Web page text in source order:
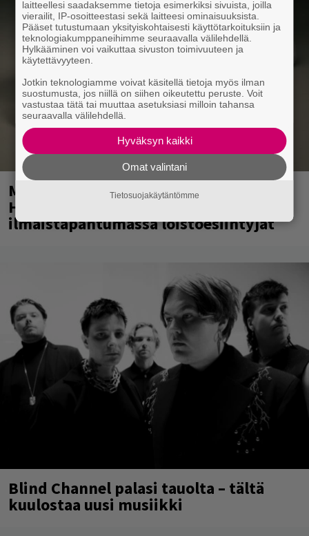
Mainio ohjelmatoimisto juhlii
Helsingissä 10-vuotista taivaltaan –
ilmaistapahtumassa loistoesiintyjät
Blind Channel palasi tauolta – tältä
kuulostaa uusi musiikki
laitteellesi saadaksemme tietoja esimerkiksi sivuista, joilla
vierailit, IP-osoitteestasi sekä laitteesi ominaisuuksista.
Pääset tutustumaan yksityiskohtaisesti käyttötarkoituksiin ja
teknologiakumppaneihimme seuraavalla välilehdellä.
Hylkääminen voi vaikuttaa sivuston toimivuuteen ja
käytettävyyteen.
Jotkin teknologiamme voivat käsitellä tietoja myös ilman
suostumusta, jos niillä on siihen oikeutettu peruste. Voit
vastustaa tätä tai muuttaa asetuksiasi milloin tahansa
seuraavalla välilehdellä.
Hyväksyn kaikki
Omat valintani
Tietosuojakäytäntömme